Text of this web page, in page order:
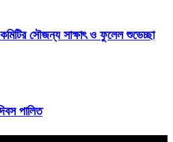
সৌজন্য সাক্ষাৎ ও ফুলেল শুভেচ্ছা
পালিত